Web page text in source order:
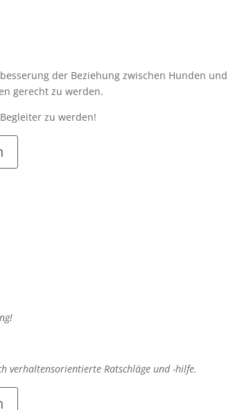
der Beziehung zwischen Hunden und
gerecht zu werden.
zu werden!
verhaltensorientierte Ratschläge und -hilfe.